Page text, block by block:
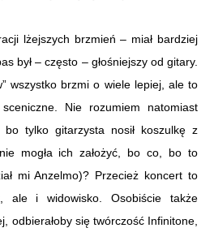
lżejszych brzmień – miał bardziej
był – często – głośniejszy od gitary.
wszystko brzmi o wiele lepiej, ale to
Nie rozumiem natomiast
bo tylko gitarzysta nosił koszulkę z
mogła ich założyć, bo co, bo to
mi Anzelmo)? Przecież koncert to
ale i widowisko. Osobiście także
odbierałoby się twórczość Infinitone,